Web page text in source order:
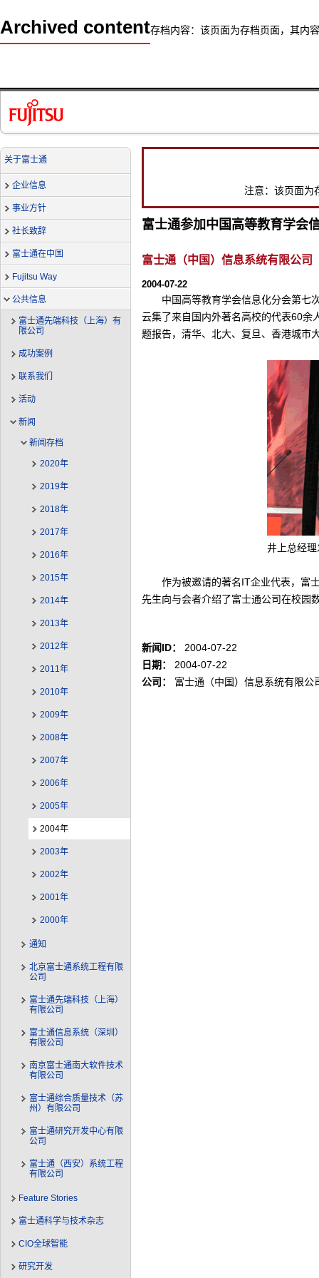
Archived content存档内容：该页面为存档页面，其内
关于富士通
企业信息
事业方针
社长致辞
富士通在中国
Fujitsu Way
公共信息
富士通先端科技（上海）有
限公司
成功案例
联系我们
活动
新闻
新闻存档
2020年
2019年
2018年
2017年
2016年
2015年
2014年
2013年
2012年
2011年
2010年
2009年
2008年
2007年
2006年
2005年
2004年
2003年
2002年
2001年
2000年
通知
北京富士通系统工程有限
公司
富士通先端科技（上海）
有限公司
富士通信息系统（深圳）
有限公司
南京富士通南大软件技术
有限公司
富士通综合质量技术（苏
州）有限公司
富士通研究开发中心有限
公司
富士通（西安）系统工程
有限公司
Feature Stories
富士通科学与技术杂志
CIO全球智能
研究开发
注意：该页面为
富士通参加中国高等教育学会
富士通（中国）信息系统有限公司
2004-07-22
中国高等教育学会信息化分会第七
云集了来自国内外著名高校的代表60余
题报告，清华、北大、复旦、香港城市
井上总经
作为被邀请的著名IT企业代表，富
先生向与会者介绍了富士通公司在校园
新闻ID：
2004-07-22
日期：
2004-07-22
公司：
富士通（中国）信息系统有限公